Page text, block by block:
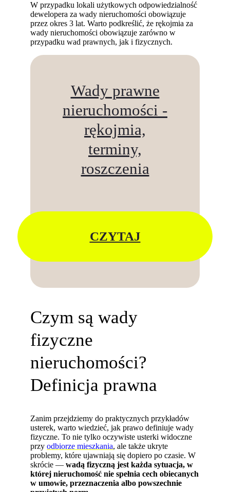
W przypadku lokali użytkowych odpowiedzialność
dewelopera za wady nieruchomości obowiązuje
przez okres 3 lat. Warto podkreślić, że rękojmia za
wady nieruchomości obowiązuje zarówno w
przypadku wad prawnych, jak i fizycznych.
Wady prawne
nieruchomości -
rękojmia,
terminy,
roszczenia
CZYTAJ
Czym są wady
fizyczne
nieruchomości?
Definicja prawna
Zanim przejdziemy do praktycznych przykładów
usterek, warto wiedzieć, jak prawo definiuje wady
fizyczne. To nie tylko oczywiste usterki widoczne
przyodbiorze mieszkania, ale także ukryte
problemy, które ujawniają się dopiero po czasie. W
skrócie —wadą fizyczną jest każda sytuacja, w
której nieruchomość nie spełnia cech obiecanych
w umowie, przeznaczenia albo powszechnie